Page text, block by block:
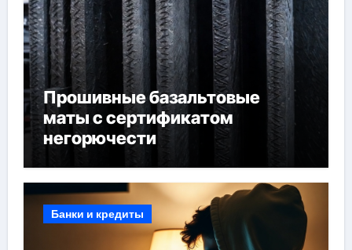
Прошивные базальтовые
маты с сертификатом
негорючести
Банки и кредиты